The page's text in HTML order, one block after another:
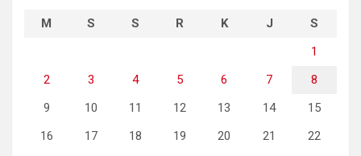
M S S R K J
S
1
2
3 4 5 6 7
8
9
10 11 12 13 14
15
16
17 18 19 20 21
22